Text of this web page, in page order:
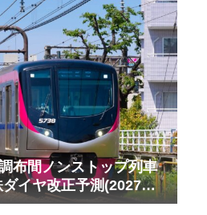
布間ノンストップ列車
イヤ改正予測(2027年